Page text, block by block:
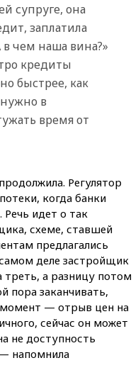
супруге, она
заплатила
чем наша вина?»
кредиты
быстрее, как
в
время от
Регулятор
когда банки
Речь идет о так
схеме, ставшей
предлагались
деле застройщик
а разницу потом
пора заканчивать,
— отрыв цен на
сейчас он может
не доступность
напомнила